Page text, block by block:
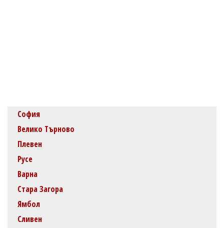
София
Велико Търново
Плевен
Русе
Варна
Стара Загора
Ямбол
Сливен